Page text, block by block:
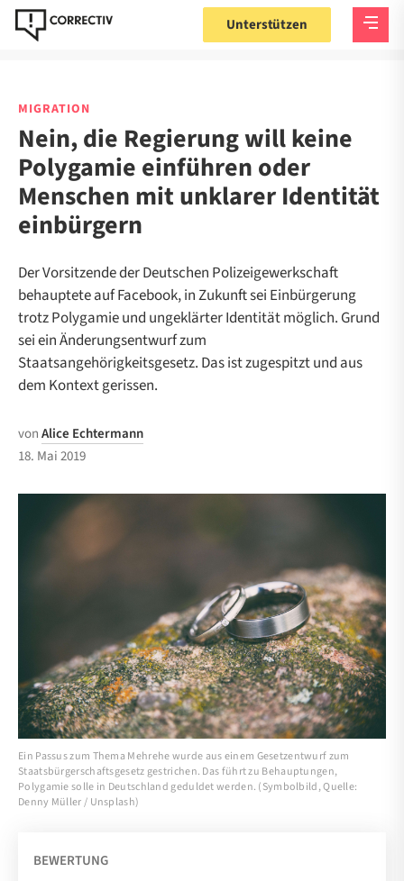
Unterstützen
MIGRATION
Nein, die Regierung will keine
Polygamie einführen oder
Menschen mit unklarer Identität
einbürgern
Der Vorsitzende der Deutschen Polizeigewerkschaft
behauptete auf Facebook, in Zukunft sei Einbürgerung
trotz Polygamie und ungeklärter Identität möglich. Grund
sei ein Änderungsentwurf zum
Staatsangehörigkeitsgesetz. Das ist zugespitzt und aus
dem Kontext gerissen.
vonAlice Echtermann
18. Mai 2019
Ein Passus zum Thema Mehrehe wurde aus einem Gesetzentwurf zum
Staatsbürgerschaftsgesetz gestrichen. Das führt zu Behauptungen,
Polygamie solle in Deutschland geduldet werden. (Symbolbild, Quelle:
Denny Müller / Unsplash)
BEWERTUNG